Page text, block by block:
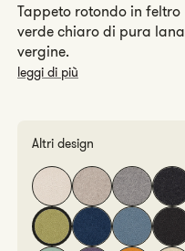
Tappeto rotondo in feltro
verde chiaro di pura lana
vergine.
leggi di più
Altri design